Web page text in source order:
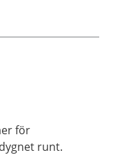
för
runt.